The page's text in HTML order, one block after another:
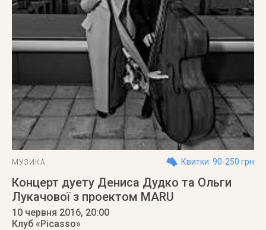
МУЗИКА Квитки: 90-250 грн
Концерт дуету Дениса Дудко та Ольги
Лукачової з проектом MARU
10 червня 2016, 20:00
Клуб «Picasso»